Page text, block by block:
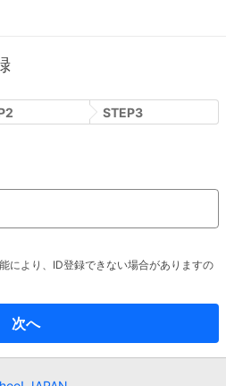
2 STEP3
により、ID登録できない場合がありますの
次へ